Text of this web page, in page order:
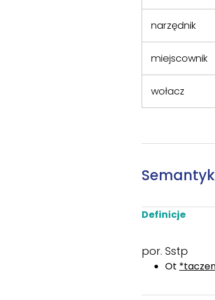
narzędnik
miejscownik
wołacz
Definicje
por. Sstp
Ot